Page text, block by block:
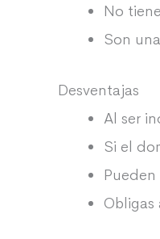
No
Son
Desventajas
Al ser
Si el
Obligas